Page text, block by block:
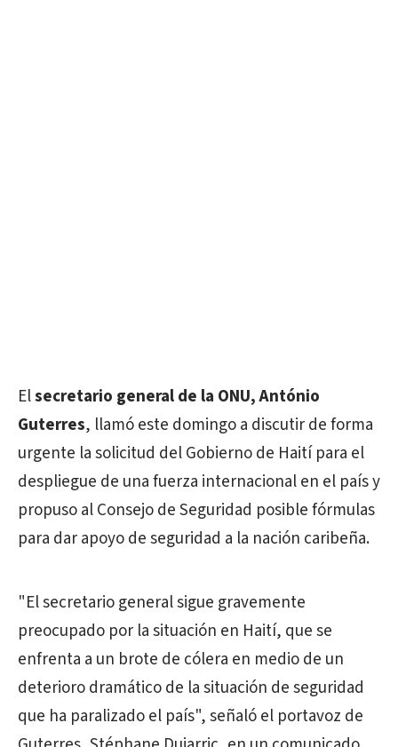
Elsecretario general de la ONU, António
Guterres, llamó este domingo a discutir de forma
urgente la solicitud del Gobierno de Haití para el
despliegue de una fuerza internacional en el país y
propuso al Consejo de Seguridad posible fórmulas
para dar apoyo de seguridad a la nación caribeña.
"El secretario general sigue gravemente
preocupado por la situación en Haití, que se
enfrenta a un brote de cólera en medio de un
deterioro dramático de la situación de seguridad
que ha paralizado el país", señaló el portavoz de